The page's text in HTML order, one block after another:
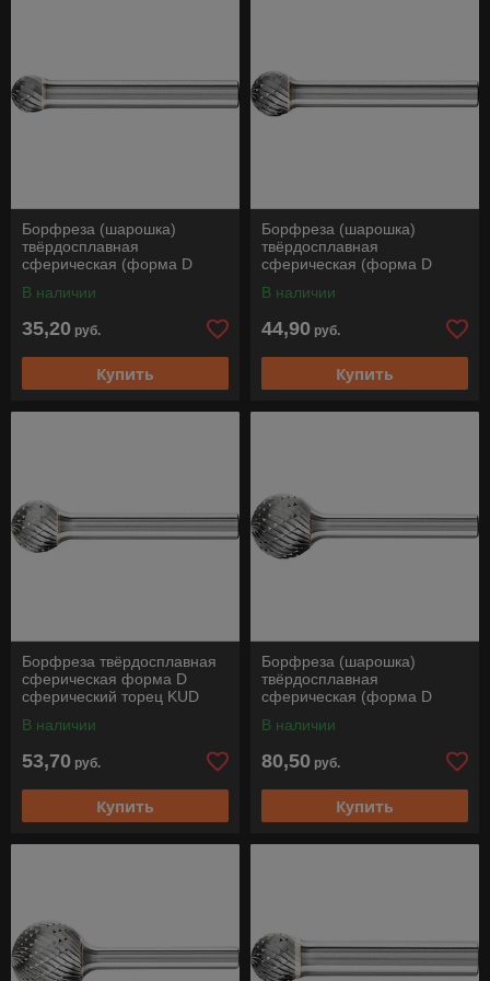
Борфреза (шарошка)
твёрдосплавная
сферическая (форма D
0807/6 Z3 PLUS, Pferd
В наличии
35,20 руб.
Купить
Борфреза (шарошка)
твёрдосплавная
сферическая (форма D
1009/6 Z3 PLUS, Pferd
В наличии
44,90 руб.
Купить
Борфреза твёрдосплавная
сферическая форма D
сферический торец KUD
В наличии
53,70 руб.
Купить
Борфреза (шарошка)
твёрдосплавная
сферическая (форма D
1614/6 Z3 PLUS, Pferd
В наличии
80,50 руб.
Купить